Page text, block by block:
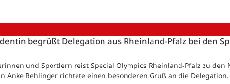
begrüßt Delegation aus Rheinland-Pfalz bei den
und Sportlern reist Special Olympics Rheinland-Pfalz zu den
Anke Rehlinger richtete einen besonderen Gruß an die Delegation.